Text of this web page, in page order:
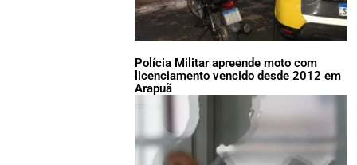
Polícia Militar apreende moto com
licenciamento vencido desde 2012 em
Arapuã